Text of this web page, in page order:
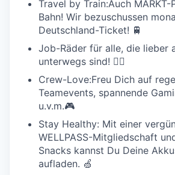
Travel by Train:Auch MARKT-
Bahn! Wir bezuschussen
Deutschland-Ticket! 🚆
Job-Räder für alle, die lieber
unterwegs sind! 🚴‍♀️
Crew-Love:Freu Dich auf
Teamevents, spannende
u.v.m.🎮️
Stay Healthy: Mit einer
WELLPASS-Mitgliedschaft
Snacks kannst Du Deine
aufladen. 🍏